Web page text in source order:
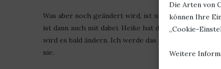
Die Arten von
können Ihre
„Cookie-
Weitere
Was aber noch geändert wird, ist unsere „Über
ist dann auch mit dabei. Heike hat das auch gleich –
wird es bald ändern. Ich werde das im Auge
nie.